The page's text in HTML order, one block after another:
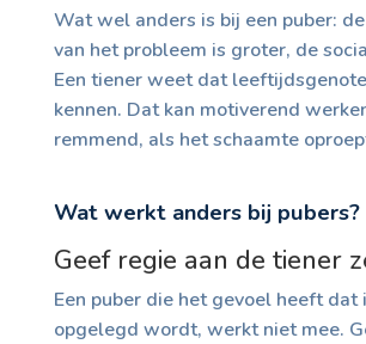
Wat wel anders is bij een puber:
van het probleem is groter, de
Een tiener weet dat
kennen. Dat kan motiverend
remmend, als het schaamte
Wat werkt anders bij pubers?
Geef regie aan de tiener
Een puber die het gevoel heeft dat
opgelegd wordt, werkt niet mee.